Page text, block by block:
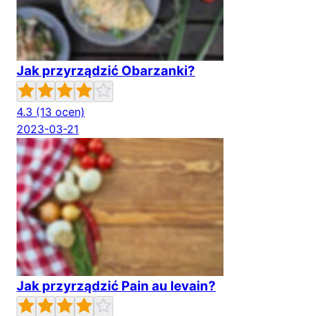
Jak przyrządzić Obarzanki?
4.3 (13 ocen)
2023-03-21
Jak przyrządzić Pain au levain?